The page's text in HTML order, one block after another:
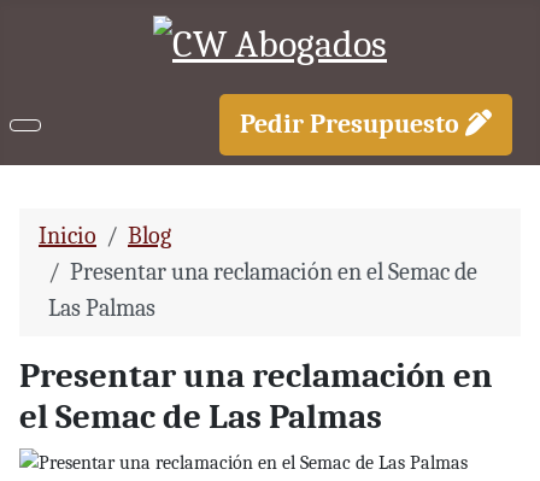
Pedir Presupuesto
Inicio
Blog
Presentar una reclamación en el Semac de
Las Palmas
Presentar una reclamación en
el Semac de Las Palmas